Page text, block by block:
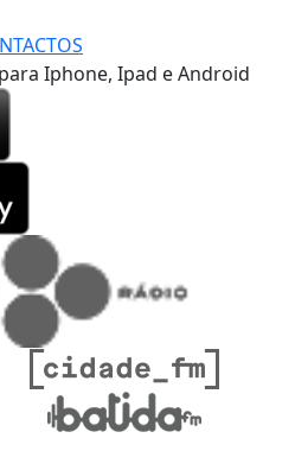
Iphone, Ipad e Android